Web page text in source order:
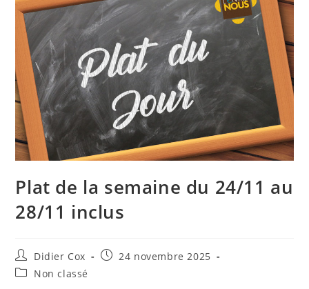
Plat de la semaine du 24/11 au
28/11 inclus
Didier Cox
24 novembre 2025
Non classé